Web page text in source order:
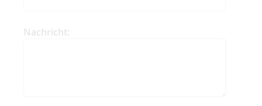
Nachricht: